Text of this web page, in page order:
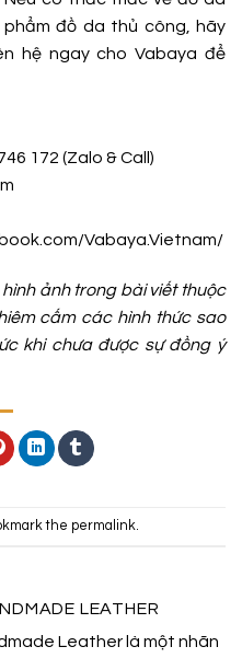
đồ da thủ công, hãy
hệ ngay cho Vabaya để
172 (Zalo & Call)
Vabaya.Vietnam/
ảnh trong bài viết thuộc
cấm các hình thức sao
khi chưa được sự đồng ý
the permalink
LEATHER
Leather là một nhãn